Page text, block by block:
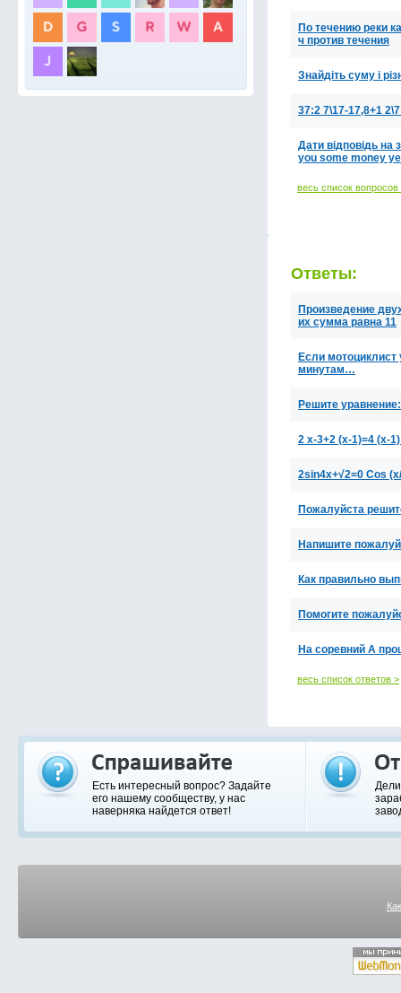
По течению реки
ч против течения
Знайдіть суму і
37:2 7\17-17,8+1
Дати відповідь
you some money
весь список вопросов
Ответы:
Произведение
их сумма равна 11
Если
минутам…
Решите
2 х-3+2 (х-1)=4 (х-
2sin4x+√2=0 Cos
Пожалуйста
Напишите
Как правильно
Помогите
На соревний А
весь список ответов >
Есть интересный вопрос? Задайте
его нашему сообществу, у нас
наверняка найдется ответ!